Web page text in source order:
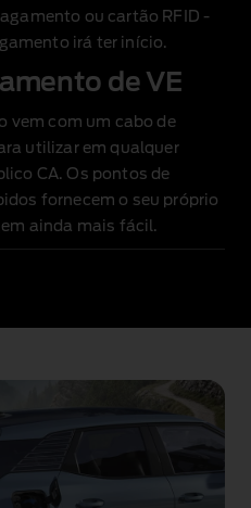
ou cartão RFID ‑
irá ter início.
de VE
vem com um cabo de
utilizar em qualquer
CA. Os pontos de
fornecem o seu próprio
ainda mais fácil.